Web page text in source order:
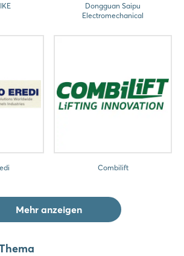
Dongguan Saipu
Electromechanical
Combilift
Mehr anzeigen